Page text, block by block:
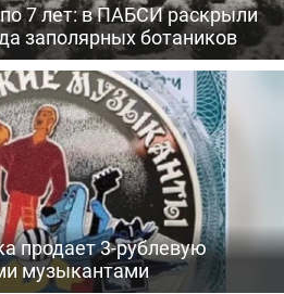
7 лет: в ПАБСИ раскрыли
заполярных ботаников
продает 3-рублевую
музыкантами